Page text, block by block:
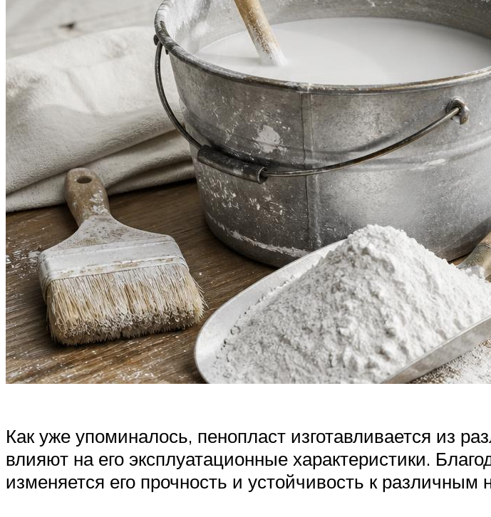
Как уже упоминалось, пенопласт изготавливается из
влияют на его эксплуатационные характеристики.
изменяется его прочность и устойчивость к различным